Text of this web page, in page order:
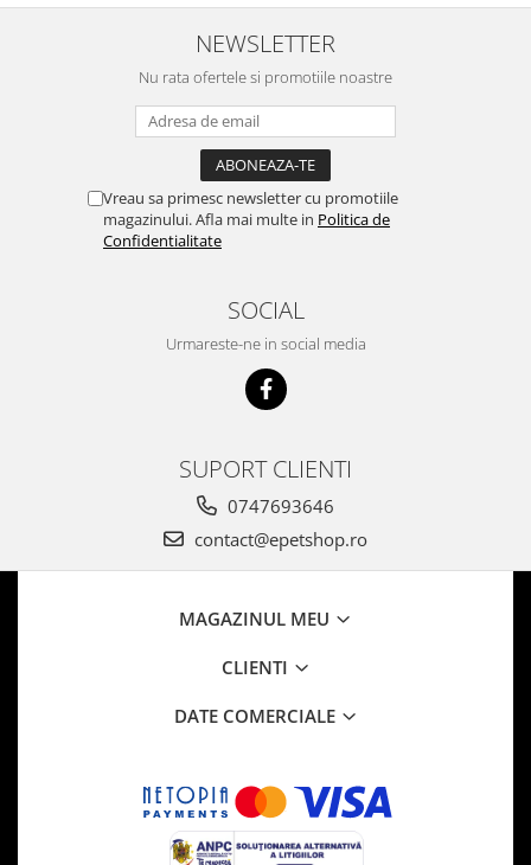
nu o mananca cu placere. Eu
sunt multumit si voi continua cuNEWSLETTER
Nu rata ofertele si promotiile noastre
Vreau sa primesc newsletter cu promotiile
magazinului. Afla mai multe in Politica de
Confidentialitate
SOCIAL
Urmareste-ne in social media
SUPORT CLIENTI
0747693646
contact@epetshop.ro
MAGAZINUL MEU
CLIENTI
DATE COMERCIALE